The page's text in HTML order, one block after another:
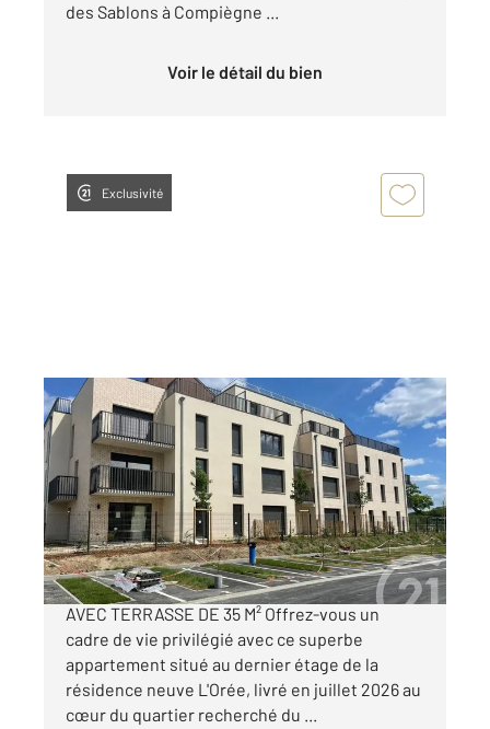
des Sablons à Compiègne ...
Voir le détail du bien
Exclusivité
COMPIEGNE 60
69,54 m 2 , 3 pièces
Ref : 18162
Appartement F3 à vendre
330 000 €
APPARTEMENT T3 NEUF - DERNIER ETAGE
AVEC TERRASSE DE 35 M² Offrez-vous un
cadre de vie privilégié avec ce superbe
appartement situé au dernier étage de la
résidence neuve L'Orée, livré en juillet 2026 au
cœur du quartier recherché du ...